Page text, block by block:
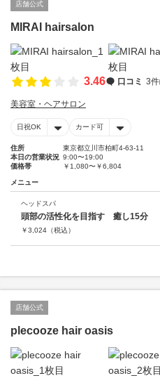
店舗公式
MIRAI hairsalon
3.46 口コミ 3件
美容室・ヘアサロン
日祝OK カード可
住所
東京都立川市柏町4-63-11
本日の営業状況 9:00〜19:00
価格帯
￥1,080〜￥6,804
メニュー
ヘッドスパ
頭部の活性化を目指す 癒し15分
￥3,024 （税込）
店舗公式
plecooze hair oasis